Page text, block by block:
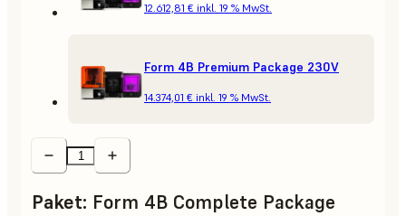
12.612,81 € inkl. 19 % MwSt.
Form 4B Premium Package 230V
14.374,01 € inkl. 19 % MwSt.
Paket: Form 4B Complete Package